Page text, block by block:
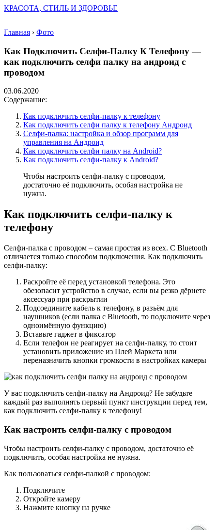
КРАСОТА, СТИЛЬ И ЗДОРОВЬЕ
Главная › Фото
Как Подключить Селфи-Палку К Телефону —
как подключить селфи палку на андроид с
проводом
03.06.2020
Содержание:
Как подключить селфи-палку к телефону
Как подключить селфи палку к телефону Андроид
Селфи-палка: настройка и обзор программ для
управления на Андроид
Как подключить селфи палку на Android?
Как подключить селфи-палку к Android?
Чтобы настроить селфи-палку с проводом,
достаточно её подключить, особая настройка не
нужна.
Как подключить селфи-палку к
телефону
Селфи-палка с проводом – самая простая из всех. С Bluetooth
отличается только способом подключения. Как подключить
селфи-палку:
Раскройте её перед установкой телефона. Это
обезопасит устройство в случае, если вы резко дёрнете
аксессуар при раскрытии
Подсоедините кабель к телефону, в разъём для
наушников (если палка с Bluetooth, то подключите через
одноимённую функцию)
Вставьте гаджет в фиксатор
Если телефон не реагирует на селфи-палку, то стоит
установить приложение из Плей Маркета или
переназначить кнопки громкости в настройках камеры
У вас подключить селфи-палку на Андроид? Не забудьте
каждый раз выполнять первый пункт инструкции перед тем,
как подключить селфи-палку к телефону!
Как настроить селфи-палку с проводом
Чтобы настроить селфи-палку с проводом, достаточно её
подключить, особая настройка не нужна.
Как пользоваться селфи-палкой с проводом:
Подключите
Откройте камеру
Нажмите кнопку на ручке